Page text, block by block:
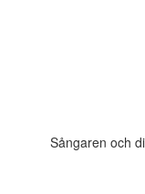
Sångaren och